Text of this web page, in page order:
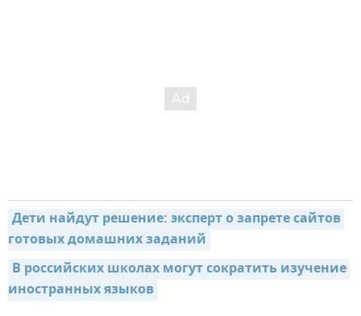
Дети найдут решение: эксперт о запрете сайтов
готовых домашних заданий
В российских школах могут сократить изучение
иностранных языков